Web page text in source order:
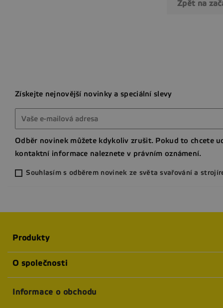
Zpět na
Získejte nejnovější novinky a speciální slevy
Odběr novinek můžete kdykoliv zrušit. Pokud to chcete
kontaktní informace naleznete v právním oznámení.
Souhlasím s odběrem novinek ze světa svařování a
Produkty
O společnosti
Informace o obchodu